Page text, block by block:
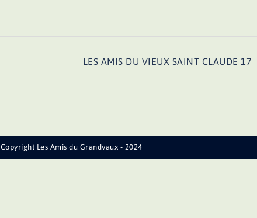
LES AMIS DU VIEUX SAINT CLAUDE 17
Copyright Les Amis du Grandvaux - 2024